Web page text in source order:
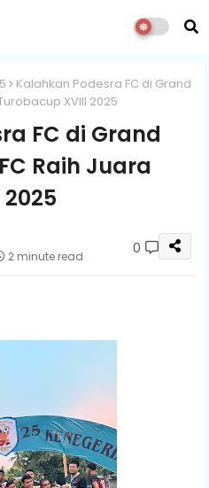
Kalahkan Podesra FC di Grand
XVIII 2025
FC di Grand
Raih Juara
2 minute read 0